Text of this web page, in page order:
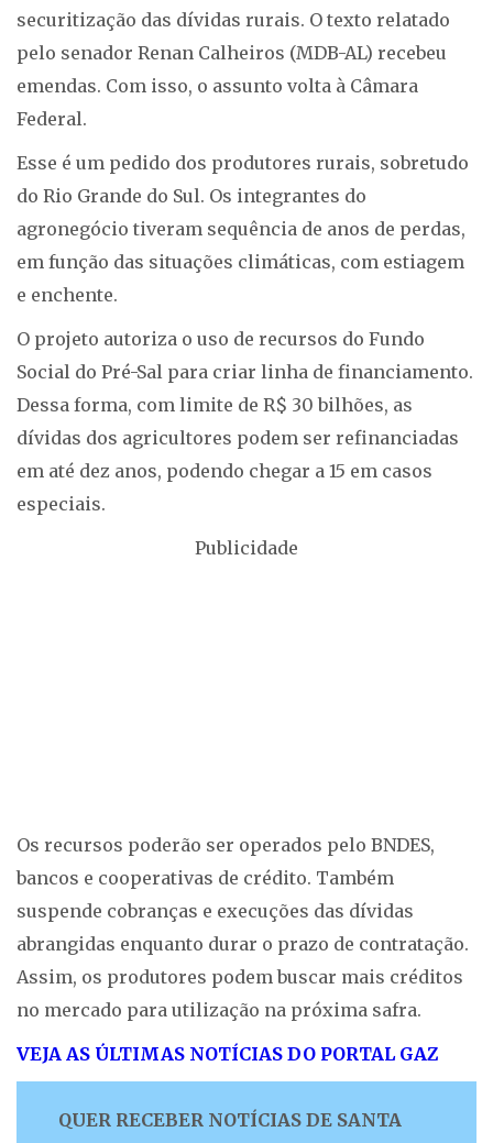
securitização das dívidas rurais. O texto relatado
pelo senador Renan Calheiros (MDB-AL) recebeu
emendas. Com isso, o assunto volta à Câmara
Federal.
Esse é um pedido dos produtores rurais, sobretudo
do Rio Grande do Sul. Os integrantes do
agronegócio tiveram sequência de anos de perdas,
em função das situações climáticas, com estiagem
e enchente.
O projeto autoriza o uso de recursos do Fundo
Social do Pré-Sal para criar linha de financiamento.
Dessa forma, com limite de R$ 30 bilhões, as
dívidas dos agricultores podem ser refinanciadas
em até dez anos, podendo chegar a 15 em casos
especiais.
Publicidade
Os recursos poderão ser operados pelo BNDES,
bancos e cooperativas de crédito. Também
suspende cobranças e execuções das dívidas
abrangidas enquanto durar o prazo de contratação.
Assim, os produtores podem buscar mais créditos
no mercado para utilização na próxima safra.
VEJA AS ÚLTIMAS NOTÍCIAS DO PORTAL GAZ
QUER RECEBER NOTÍCIAS DE SANTA